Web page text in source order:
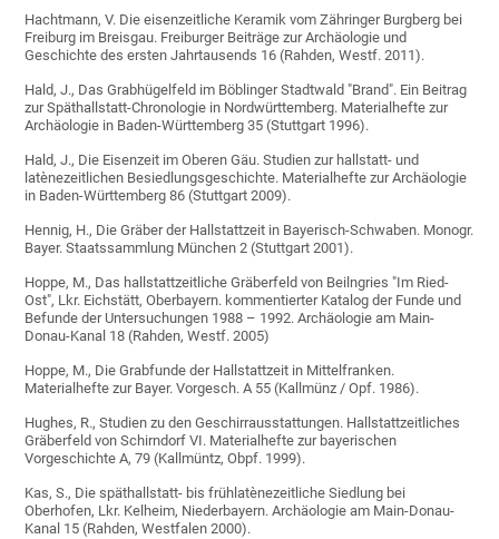
Hachtmann, V. Die eisenzeitliche Keramik vom Zähringer Burgberg bei
Freiburg im Breisgau. Freiburger Beiträge zur Archäologie und
Geschichte des ersten Jahrtausends 16 (Rahden, Westf. 2011).
Hald, J., Das Grabhügelfeld im Böblinger Stadtwald "Brand". Ein Beitrag
zur Späthallstatt-Chronologie in Nordwürttemberg. Materialhefte zur
Archäologie in Baden-Württemberg 35 (Stuttgart 1996).
Hald, J., Die Eisenzeit im Oberen Gäu. Studien zur hallstatt- und
latènezeitlichen Besiedlungsgeschichte. Materialhefte zur Archäologie
in Baden-Württemberg 86 (Stuttgart 2009).
Hennig, H., Die Gräber der Hallstattzeit in Bayerisch-Schwaben. Monogr.
Bayer. Staatssammlung München 2 (Stuttgart 2001).
Hoppe, M., Das hallstattzeitliche Gräberfeld von Beilngries "Im Ried-
Ost", Lkr. Eichstätt, Oberbayern. kommentierter Katalog der Funde und
Befunde der Untersuchungen 1988 – 1992. Archäologie am Main-
Donau-Kanal 18 (Rahden, Westf. 2005)
Hoppe, M., Die Grabfunde der Hallstattzeit in Mittelfranken.
Materialhefte zur Bayer. Vorgesch. A 55 (Kallmünz / Opf. 1986).
Hughes, R., Studien zu den Geschirrausstattungen. Hallstattzeitliches
Gräberfeld von Schirndorf VI. Materialhefte zur bayerischen
Vorgeschichte A, 79 (Kallmüntz, Obpf. 1999).
Kas, S., Die späthallstatt- bis frühlatènezeitliche Siedlung bei
Oberhofen, Lkr. Kelheim, Niederbayern. Archäologie am Main-Donau-
Kanal 15 (Rahden, Westfalen 2000).